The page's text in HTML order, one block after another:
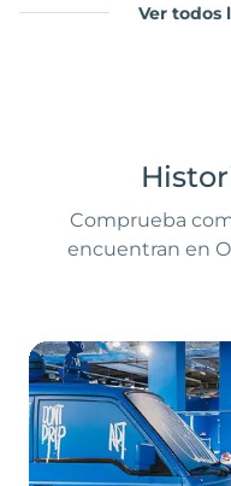
Ver todos
Comprueba
encuentran en